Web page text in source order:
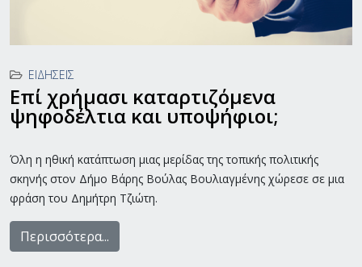
ΕΙΔΉΣΕΙΣ
Επί χρήμασι καταρτιζόμενα
ψηφοδέλτια και υποψήφιοι;
Όλη η ηθική κατάπτωση μιας μερίδας της τοπικής πολιτικής
σκηνής στον Δήμο Βάρης Βούλας Βουλιαγμένης χώρεσε σε μια
φράση του Δημήτρη Τζιώτη.
Περισσότερα...